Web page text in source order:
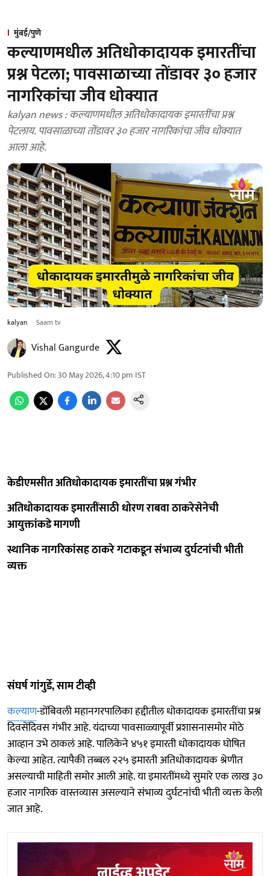
मुंबई/पुणे
कल्याणमधील अतिधोकादायक इमारतींचा
प्रश्न पेटला; पावसाळाच्या तोंडावर ३० हजार
नागरिकांचा जीव धोक्यात
kalyan news : कल्याणमधील अतिधोकादायक इमारतींचा प्रश्न
पेटलाय. पावसाळाच्या तोंडावर ३० हजार नागरिकांचा जीव धोक्यात
आला आहे.
kalyan Saam tv
Vishal Gangurde
Published On:30 May 2026, 4:10 pm IST
केडीएमसीत अतिधोकादायक इमारतींचा प्रश्न गंभीर
अतिधोकादायक इमारतींसाठी धोरण राबवा ठाकरेसेनेची
आयुक्तांकडे मागणी
स्थानिक नागरिकांसह ठाकरे गटाकडून संभाव्य दुर्घटनांची भीती
व्यक्त
संघर्ष गांगुर्डे, साम टीव्ही
कल्याण-डोंबिवली महानगरपालिका हद्दीतील धोकादायक इमारतींचा प्रश्न
दिवसेंदिवस गंभीर आहे. यंदाच्या पावसाळ्यापूर्वी प्रशासनासमोर मोठे
आव्हान उभे ठाकलं आहे. पालिकेने ४५१ इमारती धोकादायक घोषित
केल्या आहेत. त्यापैकी तब्बल २२५ इमारती अतिधोकादायक श्रेणीत
असल्याची माहिती समोर आली आहे. या इमारतींमध्ये सुमारे एक लाख ३०
हजार नागरिक वास्तव्यास असल्याने संभाव्य दुर्घटनांची भीती व्यक्त केली
जात आहे.